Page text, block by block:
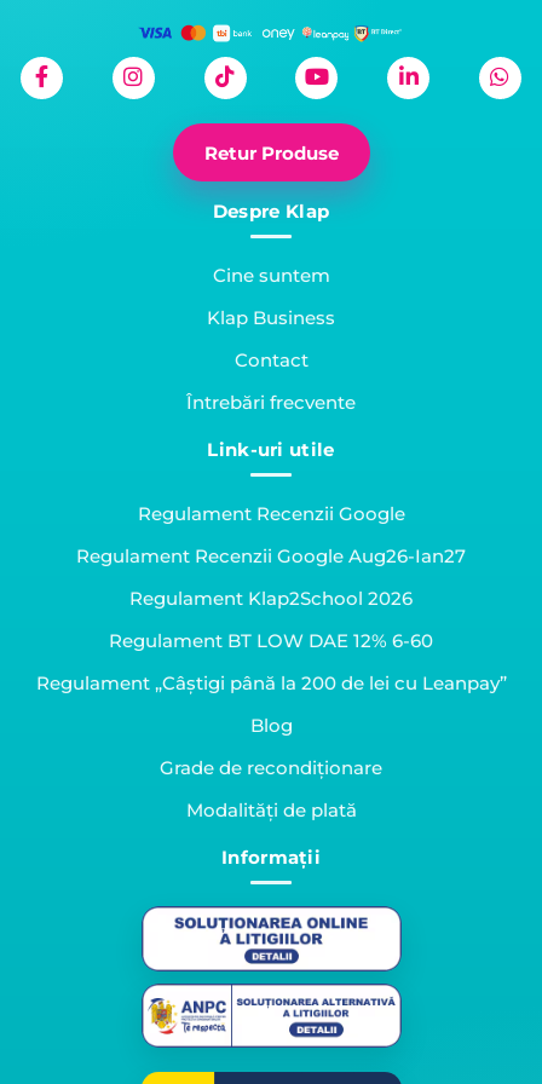
îngrijorezi, există
numeroase soluții la
care poți apela, mai
ales în situația în care
blocarea telefonului
este determinată […]
Retur Produse
Despre Klap
Cine suntem
Klap Business
Contact
Întrebări frecvente
Link-uri utile
Regulament Recenzii Google
Regulament Recenzii Google Aug26-Ian27
Regulament Klap2School 2026
Regulament BT LOW DAE 12% 6-60
Regulament „Câștigi până la 200 de lei cu Leanpay”
Blog
Grade de recondiționare
Modalități de plată
Informații